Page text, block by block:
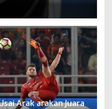
Arak arakan Juara